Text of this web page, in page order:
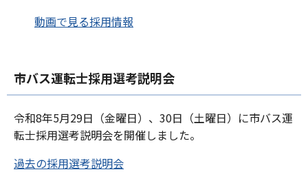
動画で見る採用情報
市バス運転士採用選考説明会
令和8年5月29日（金曜日）、30日（土曜日）に市バス運
転士採用選考説明会を開催しました。
過去の採用選考説明会